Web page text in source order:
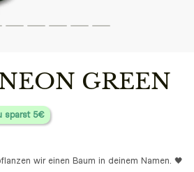
GREEN
sparst 5€
wir einen Baum in deinem Namen. 🖤